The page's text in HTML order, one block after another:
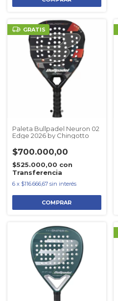
GRATIS
Paleta Bullpadel Neuron 02
Edge 2026 by Chingotto
$700.000,00
$525.000,00 con
Transferencia
6 x $116.666,67 sin interés